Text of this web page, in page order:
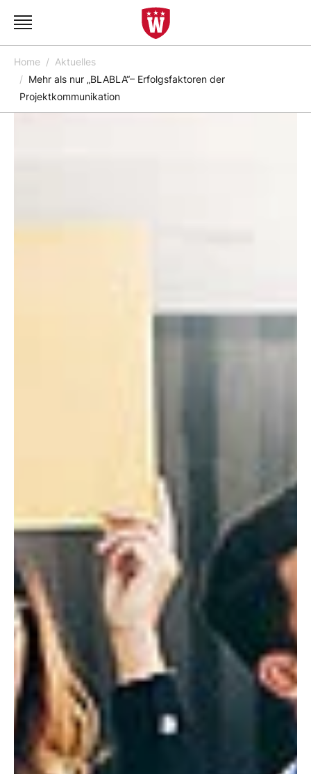
Home
Aktuelles
Mehr als nur „BLABLA“– Erfolgsfaktoren der
Projektkommunikation